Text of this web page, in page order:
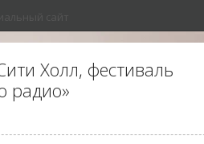
Холл, фестиваль
радио»